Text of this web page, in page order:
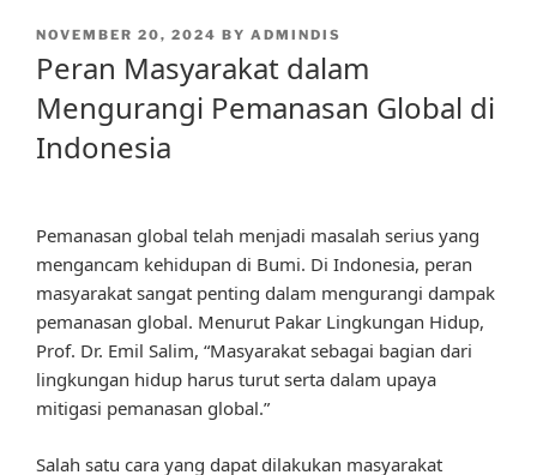
POSTED
NOVEMBER 20, 2024 BY ADMINDIS
Peran Masyarakat dalam
Mengurangi Pemanasan Global di
Indonesia
Pemanasan global telah menjadi masalah serius yang
mengancam kehidupan di Bumi. Di Indonesia, peran
masyarakat sangat penting dalam mengurangi dampak
pemanasan global. Menurut Pakar Lingkungan Hidup,
Prof. Dr. Emil Salim, “Masyarakat sebagai bagian dari
lingkungan hidup harus turut serta dalam upaya
mitigasi pemanasan global.”
Salah satu cara yang dapat dilakukan masyarakat